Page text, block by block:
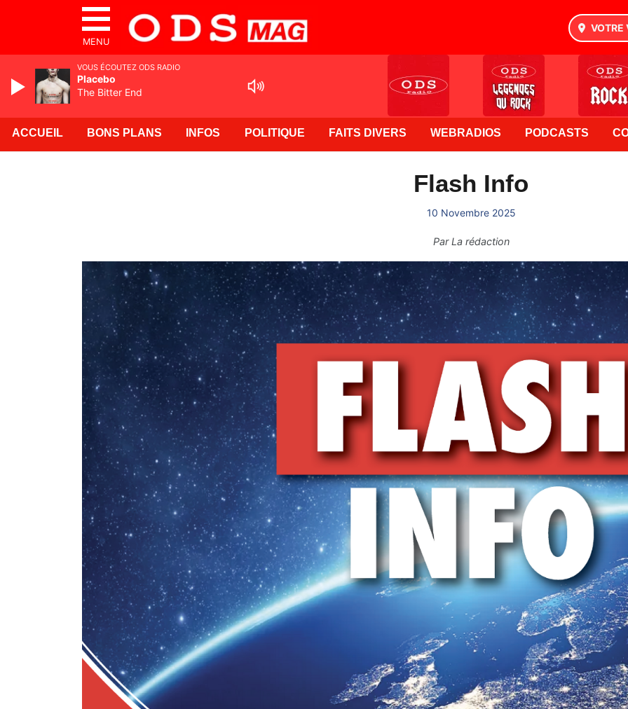
MENU
VOTRE
ACCUEIL BONS PLANS INFOS POLITIQUE FAITS DIVERS WEBRADIOS PODCASTS
Flash Info
10 Novembre 2025
ParLa rédaction
VOUS ÉCOUTEZ ODS RADIO
Placebo
The Bitter End